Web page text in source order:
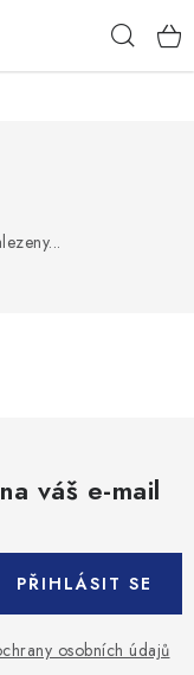
plnění
váš e-mail
osobních údajů
PŘIHLÁSIT SE